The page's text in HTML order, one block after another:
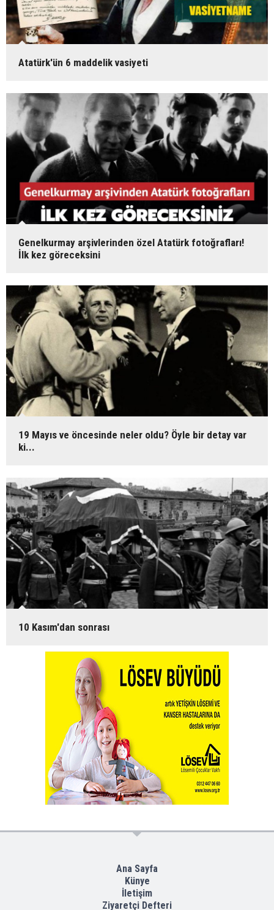
Atatürk'ün 6 maddelik vasiyeti
Genelkurmay arşivlerinden özel Atatürk fotoğrafları!
İlk kez göreceksini
19 Mayıs ve öncesinde neler oldu? Öyle bir detay var
ki...
10 Kasım'dan sonrası
Ana Sayfa
Künye
İletişim
Ziyaretçi Defteri